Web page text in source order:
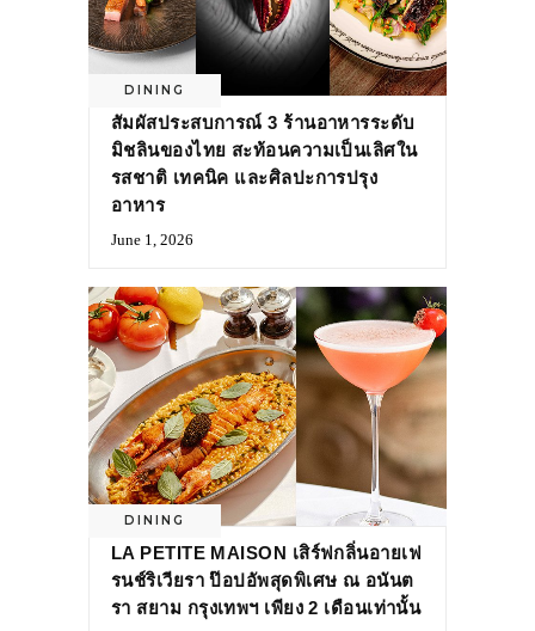
DINING
สัมผัสประสบการณ์ 3 ร้านอาหารระดับ
มิชลินของไทย สะท้อนความเป็นเลิศใน
รสชาติ เทคนิค และศิลปะการปรุง
อาหาร
June 1, 2026
DINING
LA PETITE MAISON เสิร์ฟกลิ่นอายเฟ
รนช์ริเวียรา ป๊อปอัพสุดพิเศษ ณ อนันต
รา สยาม กรุงเทพฯ เพียง 2 เดือนเท่านั้น